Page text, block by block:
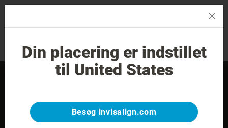
Smilvurdering Find en behandler
Din placering er indstillet
til United States
Besøg invisalign.com